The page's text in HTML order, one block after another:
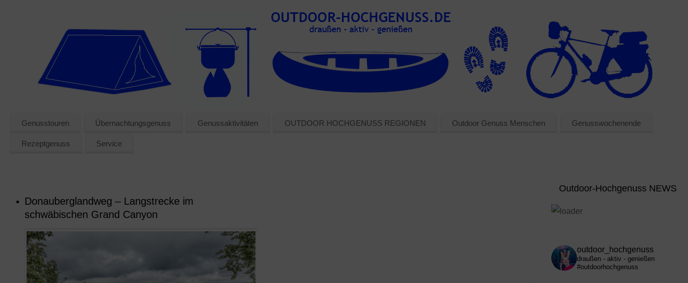
Genusstouren Übernachtungsgenuss Genussaktivitäten OUTDOOR HOCHGENUSS REGIONEN Outdoor Genuss Menschen Genusswochenende
Rezeptgenuss Service
Donauberglandweg – Langstrecke im
schwäbischen Grand Canyon
Outdoor-Hochgenuss NEWS
outdoor_hochgenuss
draußen - aktiv - genießen
#outdoorhochgenuss